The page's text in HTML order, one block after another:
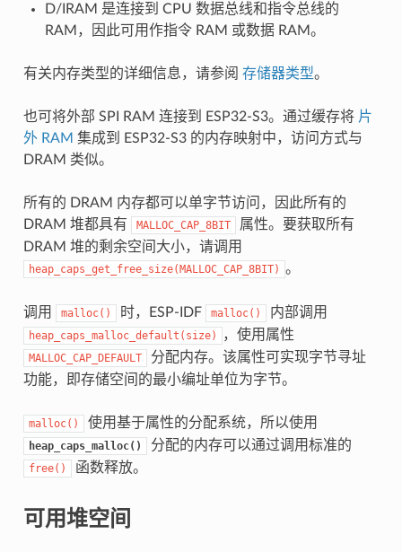
D/IRAM 是连接到 CPU 数据总线和指令总线的
RAM，因此可用作指令 RAM 或数据 RAM。
有关内存类型的详细信息，请参阅 存储器类型。
也可将外部 SPI RAM 连接到 ESP32-S3。通过缓存将 片
外 RAM 集成到 ESP32-S3 的内存映射中，访问方式与
DRAM 类似。
所有的 DRAM 内存都可以单字节访问，因此所有的
DRAM 堆都具有
MALLOC_CAP_8BIT
属性。要获取所有
DRAM 堆的剩余空间大小，请调用
heap_caps_get_free_size(MALLOC_CAP_8BIT) 。
调用 malloc() 时，ESP-IDF malloc() 内部调用
heap_caps_malloc_default(size) ，使用属性
MALLOC_CAP_DEFAULT
分配内存。该属性可实现字节寻址
功能，即存储空间的最小编址单位为字节。
malloc() 使用基于属性的分配系统，所以使用
heap_caps_malloc() 分配的内存可以通过调用标准的
free() 函数释放。
可用堆空间